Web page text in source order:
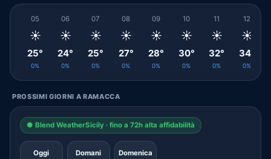
05
☀️
25°
0%
06
☀️
24°
0%
07
☀️
25°
0%
08
☀️
27°
0%
09
☀️
28°
0%
10
☀️
30°
0%
11
☀️
32°
0%
12
☀️
34°
0%
PROSSIMI GIORNI A RAMACCA
● Blend WeatherSicily · fino a 72h alta affidabilità
Oggi Domani Domenica